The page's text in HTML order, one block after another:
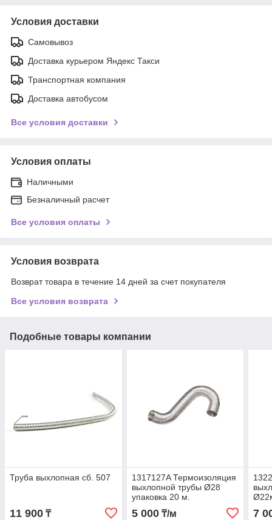
Условия доставки
Самовывоз
Доставка курьером Яндекс Такси
Транспортная компания
Доставка автобусом
Все условия доставки
Условия оплаты
Наличными
Безналичный расчет
Все условия оплаты
Условия возврата
Возврат товара в течение 14 дней за счет покупателя
Все условия возврата
Подобные товары компании
Труба выхлопная сб. 507
11 900 ₸
1317127A Термоизоляция
выхлопной трубы Ø28
упаковка 20 м.
5 000₸/м 7